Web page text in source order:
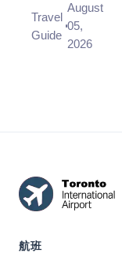
and there is no
designated
drop-off area
Travel
Guide
August
05,
2026
航班